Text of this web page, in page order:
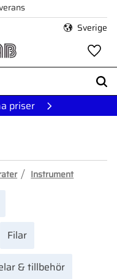
Sverige
priser
Instrument
Filar
& tillbehör